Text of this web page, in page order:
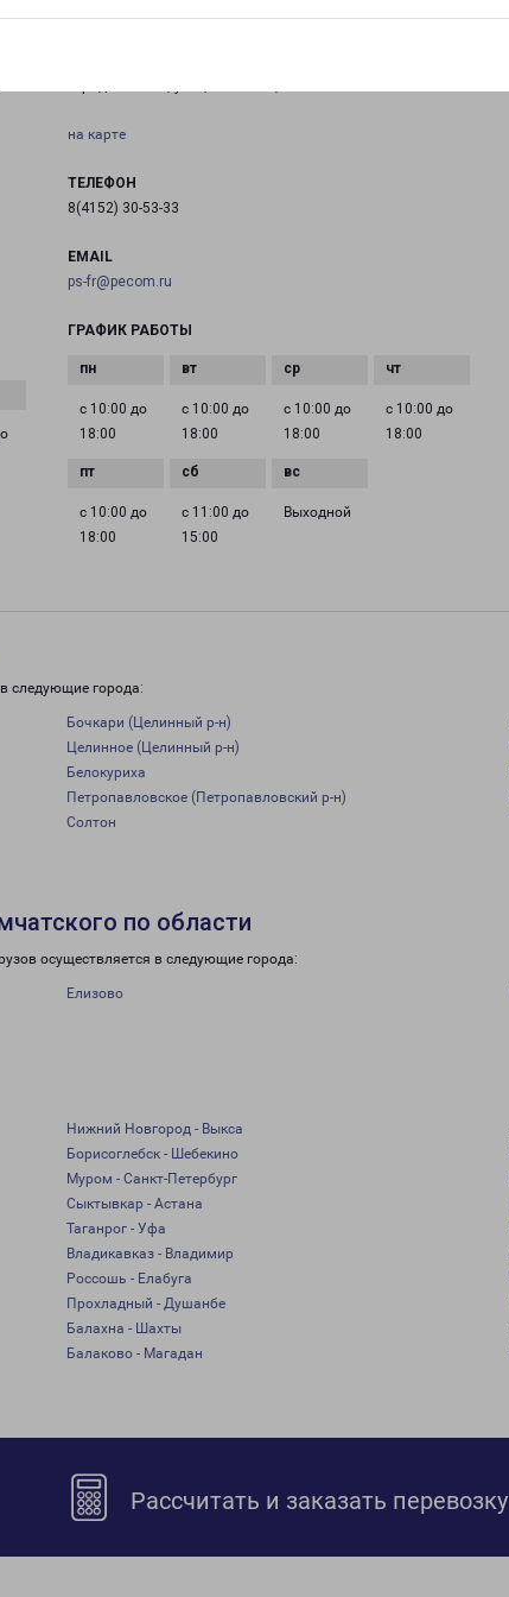
на карте
ТЕЛЕФОН
8(4152) 30-53-33
EMAIL
ps-fr@pecom.ru
ГРАФИК РАБОТЫ
с 10:00 до
18:00
с 10:00 до
18:00
с 10:00 до
18:00
с 10:00 до
18:00
с 10:00 до
18:00
с 11:00 до
15:00
Выходной
следующие города:
Бочкари (Целинный р-н)
Целинное (Целинный р-н)
Белокуриха
Петропавловское (Петропавловский р-н)
Солтон
по области
осуществляется в следующие города:
Елизово
Нижний Новгород - Выкса
Борисоглебск - Шебекино
Муром - Санкт-Петербург
Сыктывкар - Астана
Таганрог - Уфа
Владикавказ - Владимир
Россошь - Елабуга
Прохладный - Душанбе
Балахна - Шахты
Балаково - Магадан
Рассчитать и заказать перевозку